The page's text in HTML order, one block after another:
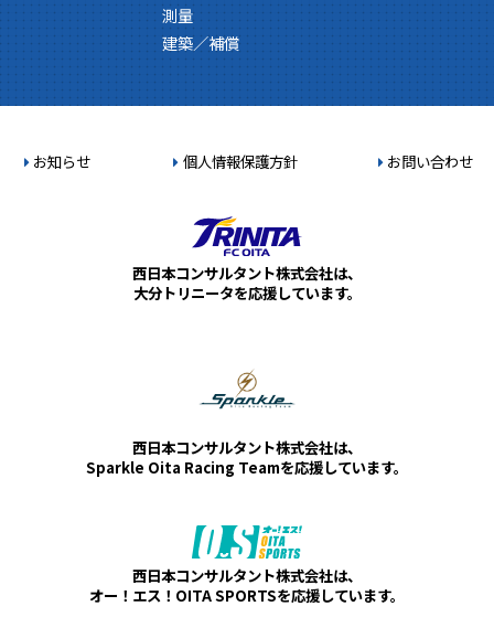
測量
建築／補償
お知らせ 個人情報保護方針 お問い合わせ
西日本コンサルタント株式会社は、
大分トリニータを応援しています。
西日本コンサルタント株式会社は、
Sparkle Oita Racing Teamを応援しています。
西日本コンサルタント株式会社は、
オー！エス！OITA SPORTSを応援しています。